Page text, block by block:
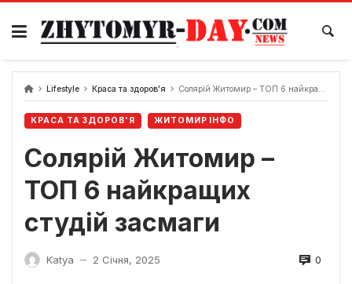
Skip
content
Lifestyle Краса та здоров'я Солярій Житомир – ТОП 6 найкращих студій засмаги
КРАСА ТА ЗДОРОВ'Я ЖИТОМИР ІНФО
Солярій Житомир –
ТОП 6 найкращих
студій засмаги
Katya — 2 Січня, 2025 0